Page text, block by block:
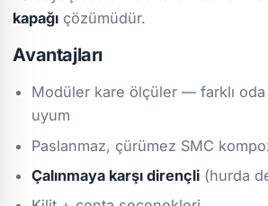
kapağı çözümüdür.
Avantajları
Modüler kare ölçüler — farklı oda
uyum
Paslanmaz, çürümez SMC
Çalınmaya karşı dirençli (hurda